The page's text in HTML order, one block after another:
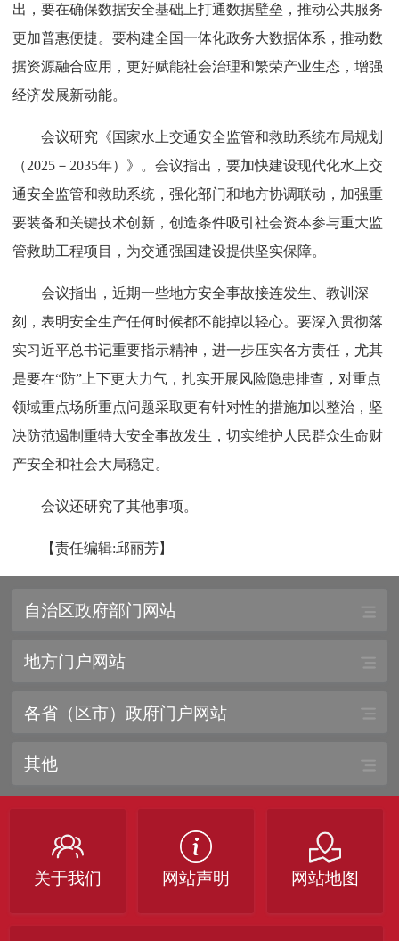
出，要在确保数据安全基础上打通数据壁垒，推动公共服务
更加普惠便捷。要构建全国一体化政务大数据体系，推动数
据资源融合应用，更好赋能社会治理和繁荣产业生态，增强
经济发展新动能。
会议研究《国家水上交通安全监管和救助系统布局规划
（2025－2035年）》。会议指出，要加快建设现代化水上交
通安全监管和救助系统，强化部门和地方协调联动，加强重
要装备和关键技术创新，创造条件吸引社会资本参与重大监
管救助工程项目，为交通强国建设提供坚实保障。
会议指出，近期一些地方安全事故接连发生、教训深
刻，表明安全生产任何时候都不能掉以轻心。要深入贯彻落
实习近平总书记重要指示精神，进一步压实各方责任，尤其
是要在“防”上下更大力气，扎实开展风险隐患排查，对重点
领域重点场所重点问题采取更有针对性的措施加以整治，坚
决防范遏制重特大安全事故发生，切实维护人民群众生命财
产安全和社会大局稳定。
会议还研究了其他事项。
【责任编辑:邱丽芳】
自治区政府部门网站
地方门户网站
各省（区市）政府门户网站
其他
关于我们 网站声明 网站地图